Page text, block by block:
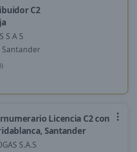
C2
S A S
Santander
Licencia C2 con
Santander
S.A.S